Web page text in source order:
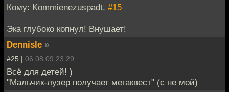
Кому: Kommienezuspadt, #15
Эка глубоко копнул! Внушает!
Dennisle »
#25 | 06.08.09 23:29
Всё для детей! )
"Мальчик-лузер получает мегаквест" (с не мой)